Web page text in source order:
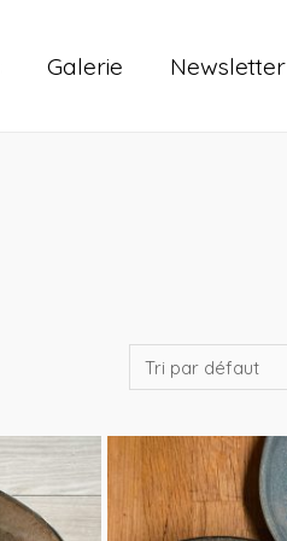
Galerie Newsletter